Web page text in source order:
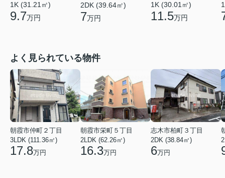
1K (31.21㎡)
9.7万円
2DK (39.64㎡)
7万円
1K (30.01㎡)
11.5万円
よく見られている物件
朝霞市仲町２丁目
3LDK (111.36㎡)
17.8万円
朝霞市栄町５丁目
2LDK (62.26㎡)
16.3万円
志木市柏町３丁目
2DK (38.84㎡)
6万円